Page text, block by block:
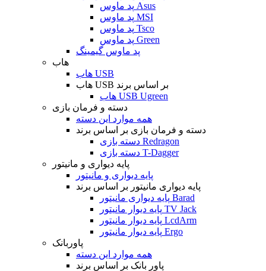
پد ماوس Asus
پد ماوس MSI
پد ماوس Tsco
پد ماوس Green
پد ماوس گیمینگ
هاب
هاب USB
هاب USB بر اساس برند
هاب USB Ugreen
دسته و فرمان بازی
همه موارد این دسته
دسته و فرمان بازی بر اساس برند
دسته بازی Redragon
دسته بازی T-Dagger
پایه دیواری و مانیتور
پایه دیواری و مانیتور
پایه دیواری مانیتور بر اساس برند
پایه دیواری مانیتور Barad
پایه دیوار مانیتور TV Jack
پایه دیوار مانیتور LcdArm
پایه دیوار مانیتور Ergo
پاوربانک
همه موارد این دسته
پاور بانک بر اساس برند